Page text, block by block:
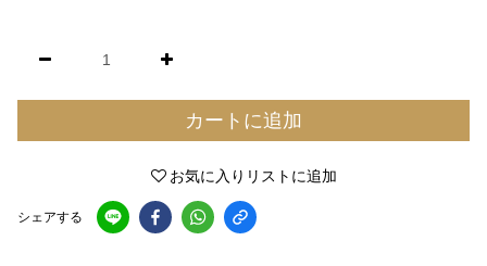
カートに追加
お気に入りリストに追加
シェアする